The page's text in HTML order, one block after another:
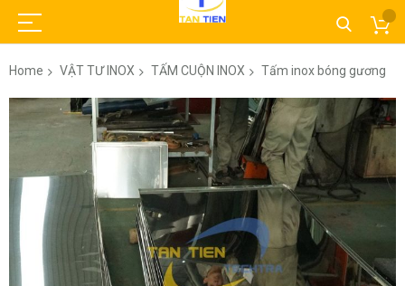
Home VẬT TƯ INOX TẤM CUỘN INOX Tấm inox bóng gương
Skip
to
the
the
images
gallery